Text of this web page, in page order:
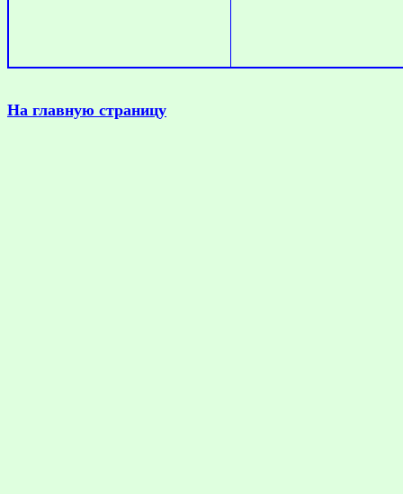
На главную страницу